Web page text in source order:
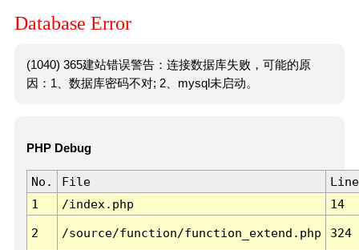
Database Error
(1040) 365建站错误警告：连接数据库失败，可能的原
因：1、数据库密码不对; 2、mysql未启动。
PHP Debug
No. File
Line
1
/index.php 14
2 /source/function/function_extend.php 324